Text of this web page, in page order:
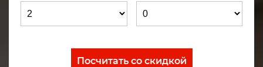
Посчитать со скидкой